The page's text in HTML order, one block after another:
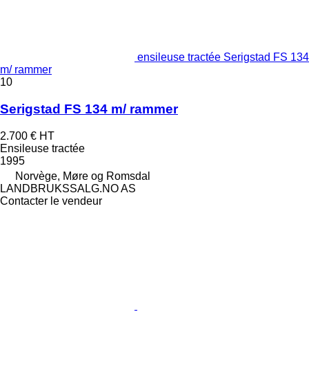
ensileuse tractée Serigstad FS 134
m/ rammer
10
Serigstad FS 134 m/ rammer
2.700 € HT
Ensileuse tractée
1995
Norvège, Møre og Romsdal
LANDBRUKSSALG.NO AS
Contacter le vendeur